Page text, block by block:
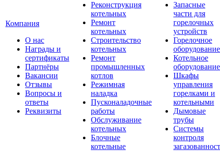
Компания
О нас
Награды и
сертификаты
Партнёры
Вакансии
Отзывы
Вопросы и
ответы
Реквизиты
Реконструкция
котельных
Ремонт
котельных
Строительство
котельных
Ремонт
промышленных
котлов
Режимная
наладка
Пусконаладочные
работы
Обслуживание
котельных
Блочные
котельные
Запасные
части для
горелочных
устройств
Горелочное
оборудование
Котельное
оборудование
Шкафы
управления
горелками и
котельными
Дымовые
трубы
Системы
контроля